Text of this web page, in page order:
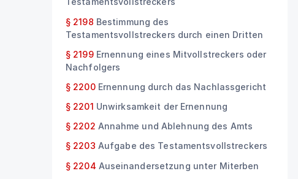
§ 2198 Bestimmung des
Testamentsvollstreckers durch einen Dritten
§ 2199 Ernennung eines Mitvollstreckers oder
Nachfolgers
§ 2200 Ernennung durch das Nachlassgericht
§ 2201 Unwirksamkeit der Ernennung
§ 2202 Annahme und Ablehnung des Amts
§ 2203 Aufgabe des Testamentsvollstreckers
§ 2204 Auseinandersetzung unter Miterben